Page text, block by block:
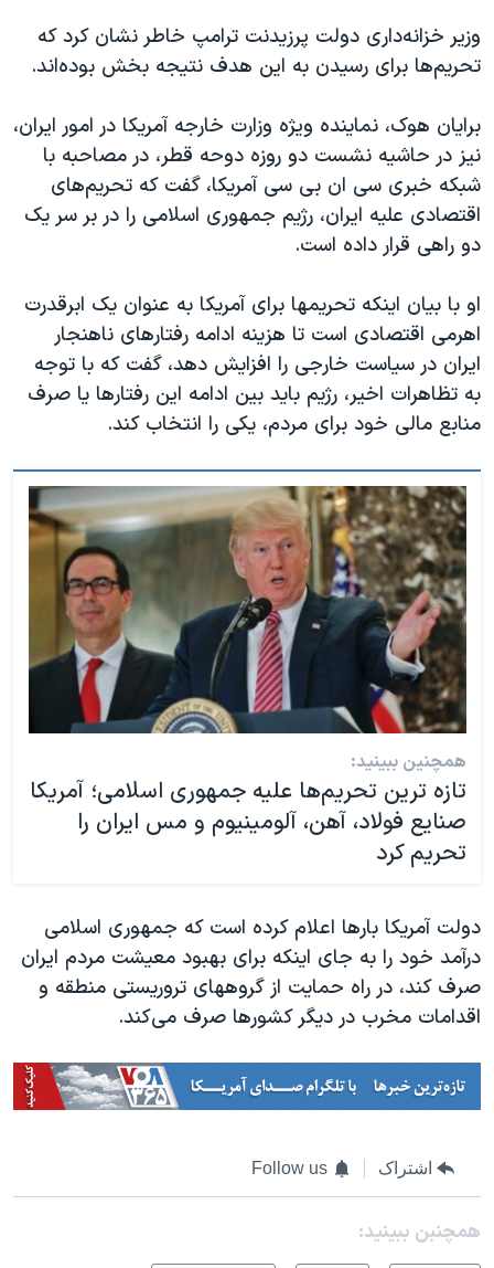
وزیر خزانه‌داری دولت پرزیدنت ترامپ خاطر نشان کرد که
تحریم‌ها برای رسیدن به این هدف نتیجه بخش بوده‌اند.
برایان هوک، نماینده ویژه وزارت خارجه آمریکا در امور ایران،
نیز در حاشیه نشست دو روزه دوحه قطر، در مصاحبه با
شبکه خبری سی ان بی سی آمریکا، گفت که تحریم‌های
اقتصادی علیه ایران، رژیم جمهوری اسلامی را در بر سر یک
دو راهی قرار داده است.
او با بیان اینکه تحریمها برای آمریکا به عنوان یک ابرقدرت
اهرمی اقتصادی است تا هزینه ادامه رفتارهای ناهنجار
ایران در سیاست خارجی را افزایش دهد، گفت که با توجه
به تظاهرات اخیر، رژیم باید بین ادامه این رفتارها یا صرف
منابع مالی خود برای مردم، یکی را انتخاب کند.
همچنین ببینید:
تازه ترین تحریم‌ها علیه جمهوری اسلامی؛ آمریکا
صنایع فولاد، آهن، آلومینیوم و مس ایران را
تحریم کرد
دولت آمریکا بارها اعلام کرده است که جمهوری اسلامی
درآمد خود را به جای اینکه برای بهبود معیشت مردم ایران
صرف کند، در راه حمایت از گروههای تروریستی منطقه و
اقدامات مخرب در دیگر کشورها صرف می‌کند.
اشتراک Follow us
همچنبن ببینید: